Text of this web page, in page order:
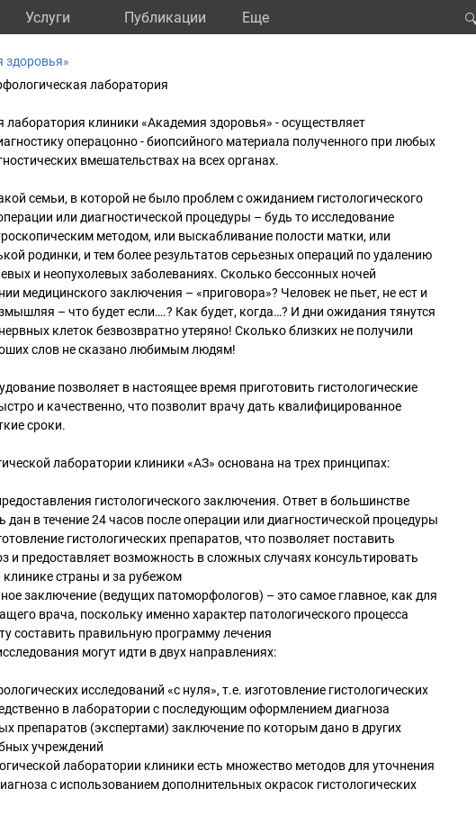
Услуги Публикации Eще
здоровья»
лаборатория
лаборатория клиники «Академия здоровья» - осуществляет
операцонно - биопсийного материала полученного при любых
вмешательствах на всех органах.
семьи, в которой не было проблем с ожиданием гистологического
или диагностической процедуры – будь то исследование
методом, или выскабливание полости матки, или
родинки, и тем более результатов серьезных операций по удалению
и неопухолевых заболеваниях. Сколько бессонных ночей
медицинского заключения – «приговора»? Человек не пьет, не ест и
– что будет если….? Как будет, когда…? И дни ожидания тянутся
клеток безвозвратно утеряно! Сколько близких не получили
слов не сказано любимым людям!
позволяет в настоящее время приготовить гистологические
и качественно, что позволит врачу дать квалифицированное
сроки.
лаборатории клиники «АЗ» основана на трех принципах:
гистологического заключения. Ответ в большинстве
в течение 24 часов после операции или диагностической процедуры
гистологических препаратов, что позволяет поставить
и предоставляет возможность в сложных случаях консультировать
страны и за рубежом
заключение (ведущих патоморфологов) – это самое главное, как для
врача, поскольку именно характер патологического процесса
составить правильную программу лечения
могут идти в двух направлениях:
исследований «с нуля», т.е. изготовление гистологических
в лаборатории с последующим оформлением диагноза
препаратов (экспертами) заключение по которым дано в других
учреждений
лаборатории клиники есть множество методов для уточнения
с использованием дополнительных окрасок гистологических